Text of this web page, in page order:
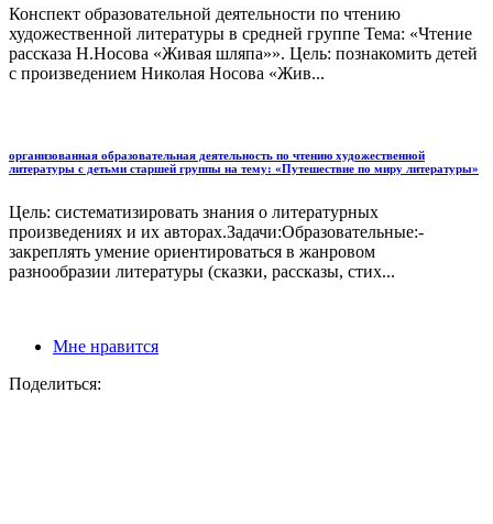
Конспект образовательной деятельности по чтению
художественной литературы в средней группе Тема: «Чтение
рассказа Н.Носова «Живая шляпа»». Цель: познакомить детей
с произведением Николая Носова «Жив...
организованная образовательная деятельность по чтению художественной
литературы с детьми старшей группы на тему: «Путешествие по миру литературы»
Цель: систематизировать знания о литературных
произведениях и их авторах.Задачи:Образовательные:-
закреплять умение ориентироваться в жанровом
разнообразии литературы (сказки, рассказы, стих...
Мне нравится
Поделиться: